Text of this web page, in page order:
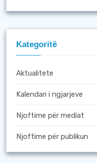
Kategoritë
Aktualitete
Kalendari i ngjarjeve
Njoftime për mediat
Njoftime për publikun